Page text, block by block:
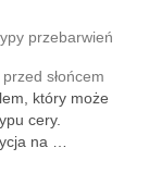
przebarwień
słońcem
który może
cery.
na …